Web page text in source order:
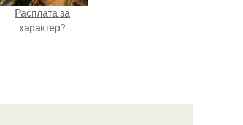
Расплата за
характер?